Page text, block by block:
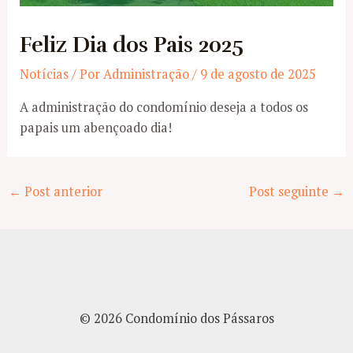
Feliz Dia dos Pais 2025
Notícias/ PorAdministração/ 9 de agosto de 2025
A administração do condomínio deseja a todos os
papais um abençoado dia!
Post
← Post anterior Post seguinte →
© 2026 Condomínio dos Pássaros